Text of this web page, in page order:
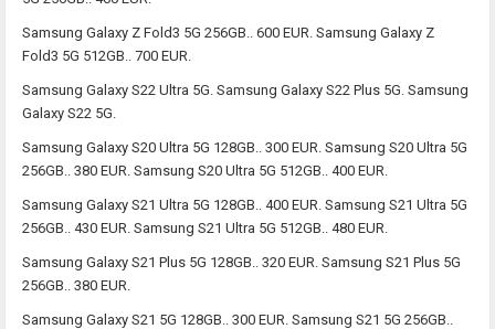
Samsung Galaxy Z Fold3 5G 256GB.. 600 EUR. Samsung Galaxy Z
Fold3 5G 512GB.. 700 EUR.
Samsung Galaxy S22 Ultra 5G. Samsung Galaxy S22 Plus 5G. Samsung
Galaxy S22 5G.
Samsung Galaxy S20 Ultra 5G 128GB.. 300 EUR. Samsung S20 Ultra 5G
256GB.. 380 EUR. Samsung S20 Ultra 5G 512GB.. 400 EUR.
Samsung Galaxy S21 Ultra 5G 128GB.. 400 EUR. Samsung S21 Ultra 5G
256GB.. 430 EUR. Samsung S21 Ultra 5G 512GB.. 480 EUR.
Samsung Galaxy S21 Plus 5G 128GB.. 320 EUR. Samsung S21 Plus 5G
256GB.. 380 EUR.
Samsung Galaxy S21 5G 128GB.. 300 EUR. Samsung S21 5G 256GB..